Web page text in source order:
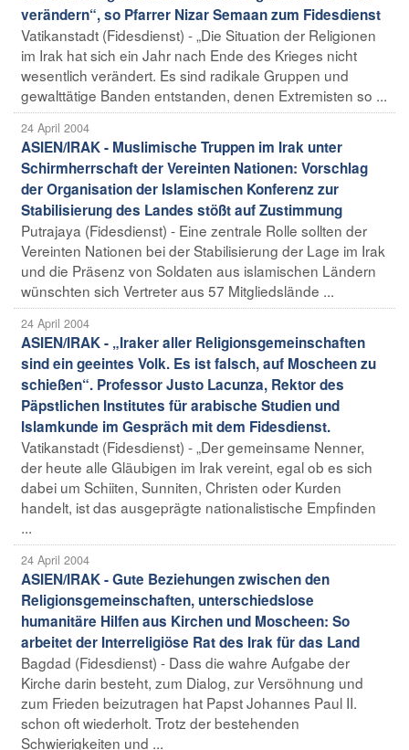
verändern“, so Pfarrer Nizar Semaan zum Fidesdienst
Vatikanstadt (Fidesdienst) - „Die Situation der Religionen
im Irak hat sich ein Jahr nach Ende des Krieges nicht
wesentlich verändert. Es sind radikale Gruppen und
gewalttätige Banden entstanden, denen Extremisten so ...
24 April 2004
ASIEN/IRAK - Muslimische Truppen im Irak unter
Schirmherrschaft der Vereinten Nationen: Vorschlag
der Organisation der Islamischen Konferenz zur
Stabilisierung des Landes stößt auf Zustimmung
Putrajaya (Fidesdienst) - Eine zentrale Rolle sollten der
Vereinten Nationen bei der Stabilisierung der Lage im Irak
und die Präsenz von Soldaten aus islamischen Ländern
wünschten sich Vertreter aus 57 Mitgliedslände ...
24 April 2004
ASIEN/IRAK - „Iraker aller Religionsgemeinschaften
sind ein geeintes Volk. Es ist falsch, auf Moscheen zu
schießen“. Professor Justo Lacunza, Rektor des
Päpstlichen Institutes für arabische Studien und
Islamkunde im Gespräch mit dem Fidesdienst.
Vatikanstadt (Fidesdienst) - „Der gemeinsame Nenner,
der heute alle Gläubigen im Irak vereint, egal ob es sich
dabei um Schiiten, Sunniten, Christen oder Kurden
handelt, ist das ausgeprägte nationalistische Empfinden
...
24 April 2004
ASIEN/IRAK - Gute Beziehungen zwischen den
Religionsgemeinschaften, unterschiedslose
humanitäre Hilfen aus Kirchen und Moscheen: So
arbeitet der Interreligiöse Rat des Irak für das Land
Bagdad (Fidesdienst) - Dass die wahre Aufgabe der
Kirche darin besteht, zum Dialog, zur Versöhnung und
zum Frieden beizutragen hat Papst Johannes Paul II.
schon oft wiederholt. Trotz der bestehenden
Schwierigkeiten und ...